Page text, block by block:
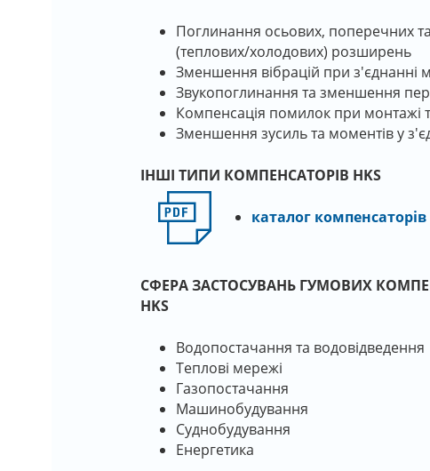
Поглинання осьових, поперечних та
(теплових/холодових) розширень
Зменшення вібрацій при з'єднанні
Звукопоглинання та зменшення
Компенсація помилок при монтажі
Зменшення зусиль та моментів у
ІНШІ ТИПИ КОМПЕНСАТОРІВ HKS
каталог компенсаторів
СФЕРА ЗАСТОСУВАНЬ ГУМОВИХ
HKS
Водопостачання та водовідведення
Теплові мережі
Газопостачання
Машинобудування
Суднобудування
Енергетика